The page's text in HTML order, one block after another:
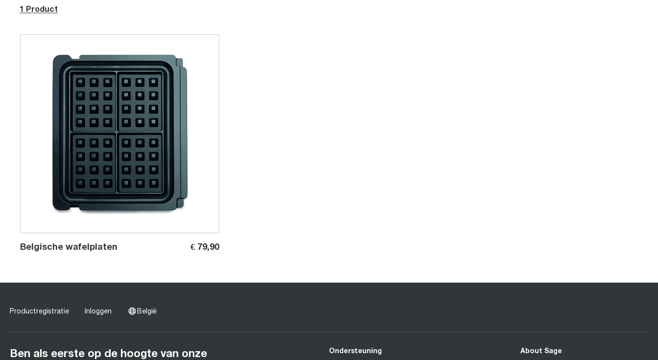
1 Product
Belgische wafelplaten
Belgische wafelplaten € 79,90
Productregistratie Inloggen België
Ben als eerste op de hoogte van onze
Ondersteuning About Sage